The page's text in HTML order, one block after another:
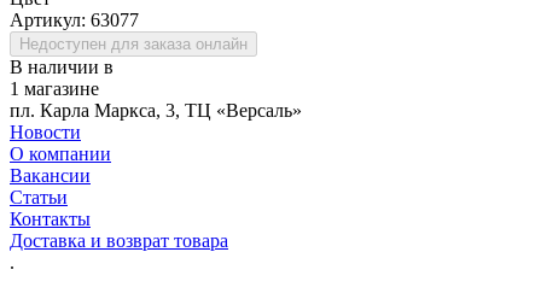
Артикул: 63077
Недоступен для заказа онлайн
В наличии в
1 магазине
пл. Карла Маркса, 3, ТЦ «Версаль»
Новости
О компании
Вакансии
Статьи
Контакты
Доставка и возврат товара
.